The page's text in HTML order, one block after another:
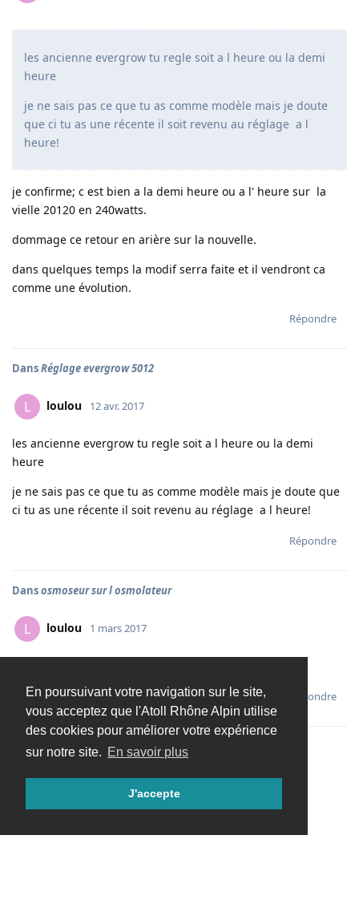
En poursuivant votre navigation sur le site,
vous acceptez que l'Atoll Rhône Alpin utilise
des cookies pour améliorer votre expérience
sur notre site. En savoir plus
J'accepte
les ancienne evergrow tu regle soit a l heure ou la demi
heure
je ne sais pas ce que tu as comme modèle mais je doute
que ci tu as une récente il soit revenu au réglage a l
heure!
je confirme; c est bien a la demi heure ou a l' heure sur la
vielle 20120 en 240watts.
dommage ce retour en arière sur la nouvelle.
dans quelques temps la modif serra faite et il vendront ca
comme une évolution.
Répondre
DansRéglage evergrow 5012
L loulou 12 avr. 2017
les ancienne evergrow tu regle soit a l heure ou la demi
heure
je ne sais pas ce que tu as comme modèle mais je doute que
ci tu as une récente il soit revenu au réglage a l heure!
Répondre
Dansosmoseur sur l osmolateur
L loulou 1 mars 2017
Répondre
Charger davantage